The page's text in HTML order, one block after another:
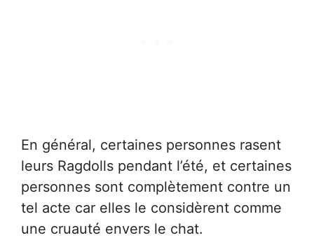
En général, certaines personnes rasent
leurs Ragdolls pendant l’été, et certaines
personnes sont complètement contre un
tel acte car elles le considèrent comme
une cruauté envers le chat.